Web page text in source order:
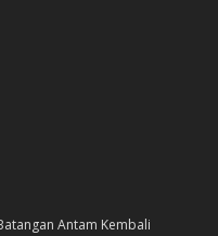
Antam Kembali